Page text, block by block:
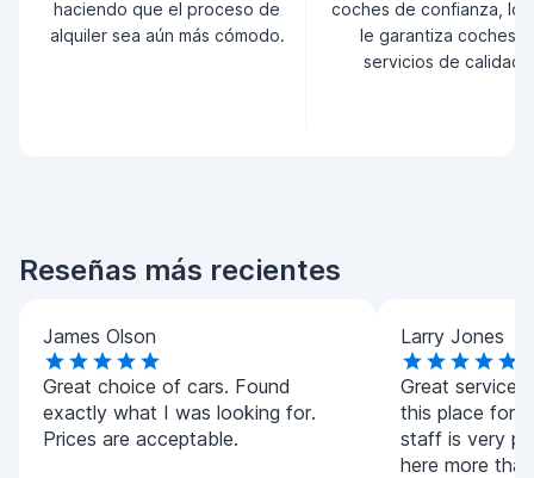
haciendo que el proceso de
alquiler sea aún más cómodo.
coches de confianza, lo
le garantiza coches y
servicios de calidad.
Reseñas más recientes
James Olson
Great choice of cars. Found
exactly what I was looking for.
Prices are acceptable.
Larry Jones
Great service!
this place for
staff is very
here more